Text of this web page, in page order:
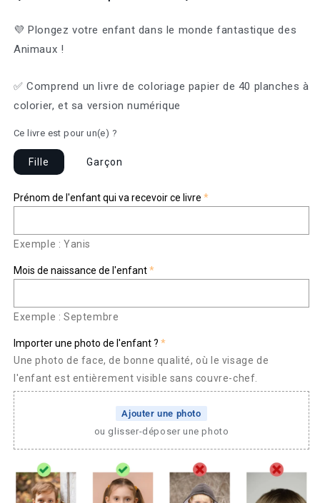
💜 Plongez votre enfant dans le monde fantastique des
Animaux !
✅ Comprend un livre de coloriage papier de 40 planches à
colorier, et sa version numérique
Ce livre est pour un(e) ?
Fille Garçon
Prénom de l'enfant qui va recevoir ce livre
Exemple : Yanis
Mois de naissance de l'enfant
Exemple : Septembre
Importer une photo de l'enfant ?
Une photo de face, de bonne qualité, où le visage de
l'enfant est entièrement visible sans couvre-chef.
Ajouter une photo
ou glisser-déposer une photo